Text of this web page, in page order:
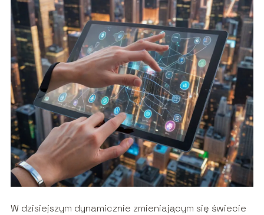
W dzisiejszym dynamicznie zmieniającym się świecie